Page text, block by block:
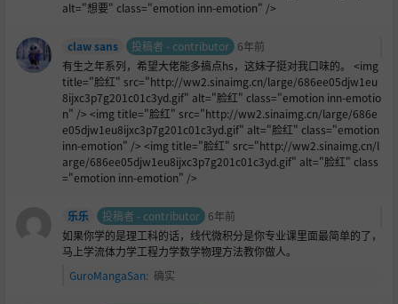
alt="想要" class="emotion inn-emotion" />
claw sans 投稿者 - contributor 6年前
有生之年系列，希望大佬能多搞点hs，这妹子挺对我口味的。 <img
title="脸红" src="http://ww2.sinaimg.cn/large/686ee05djw1eu
8ijxc3p7g201c01c3yd.gif" alt="脸红" class="emotion inn-emotio
n" /> <img title="脸红" src="http://ww2.sinaimg.cn/large/686e
e05djw1eu8ijxc3p7g201c01c3yd.gif" alt="脸红" class="emotion
inn-emotion" /> <img title="脸红" src="http://ww2.sinaimg.cn/l
arge/686ee05djw1eu8ijxc3p7g201c01c3yd.gif" alt="脸红" class
="emotion inn-emotion" />
乐乐 投稿者 - contributor 6年前
如果你学的是理工科的话，线代微积分是你专业课里面最简单的了，
马上学流体力学工程力学数学物理方法教你做人。
GuroMangaSan: 确实